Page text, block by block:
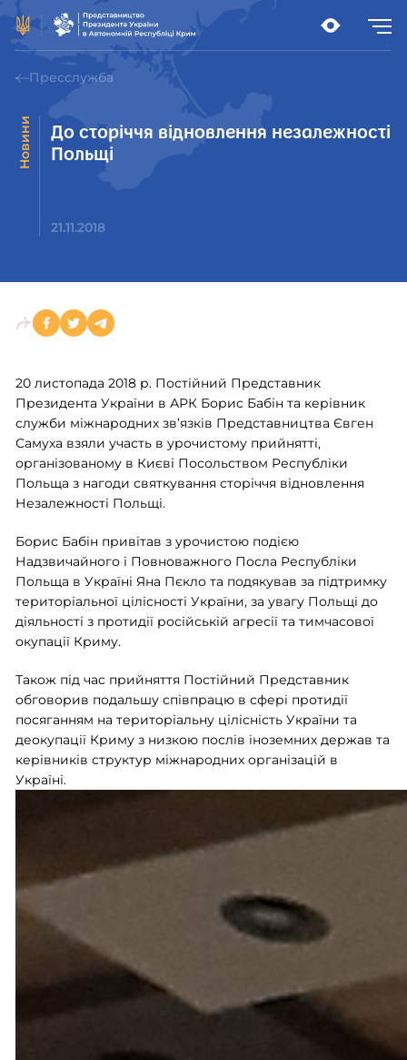
Пресслужба
Новини
До сторіччя відновлення незалежності
Польщі
21.11.2018
20 листопада 2018 р. Постійний Представник
Президента України в АРК Борис Бабін та керівник
служби міжнародних зв’язків Представництва Євген
Самуха взяли участь в урочистому прийнятті,
організованому в Києві Посольством Республіки
Польща з нагоди святкування сторіччя відновлення
Незалежності Польщі.
Борис Бабін привітав з урочистою подією
Надзвичайного і Повноважного Посла Республіки
Польща в Україні Яна Пєкло та подякував за підтримку
територіальної цілісності України, за увагу Польщі до
діяльності з протидії російській агресії та тимчасової
окупації Криму.
Також під час прийняття Постійний Представник
обговорив подальшу співпрацю в сфері протидії
посяганням на територіальну цілісність України та
деокупації Криму з низкою послів іноземних держав та
керівників структур міжнародних організацій в
Україні.